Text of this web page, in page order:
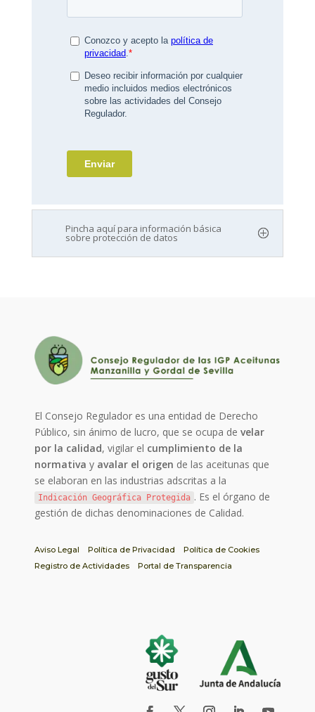
Pincha aquí para información básica
sobre protección de datos
El Consejo Regulador es una entidad de Derecho
Público, sin ánimo de lucro, que se ocupa develar
por la calidad, vigilar el cumplimiento de la
normativa y avalar el origen de las aceitunas que
se elaboran en las industrias adscritas a la
Indicación Geográfica Protegida . Es el órgano de
gestión de dichas denominaciones de Calidad.
Aviso Legal Política de Privacidad
Política de Cookies
Registro de Actividades
Portal de Transparencia